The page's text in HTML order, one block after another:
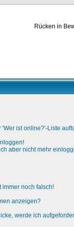
Rücken in
ist online?'-Liste
aber nicht mehr
immer noch falsch!
anzeigen?
werde ich